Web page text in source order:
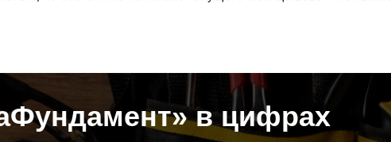
в цифрах